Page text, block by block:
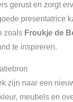
gerust en zorgt
presentatrice
zoals Froukje de
te inspireren.
zijn naar een
meubels en